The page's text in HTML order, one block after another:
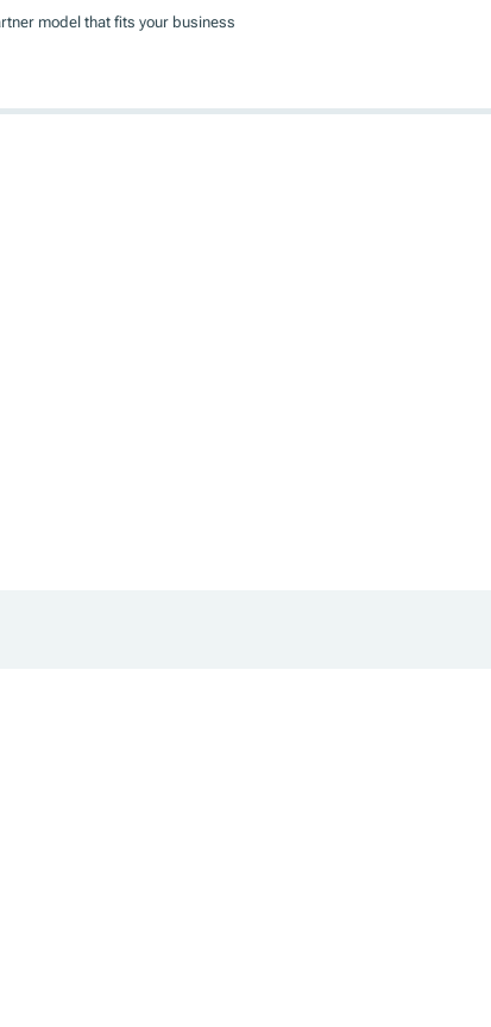
model that fits your business